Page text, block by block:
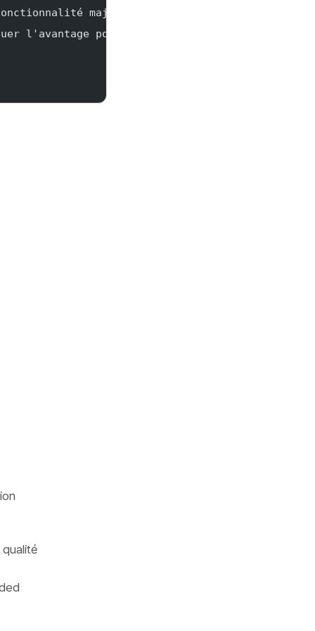
majeure
l'avantage pour l'utilisateur